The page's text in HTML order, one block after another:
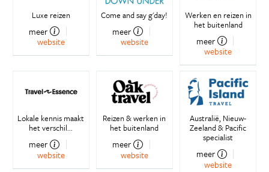
Luxe reizen
meer
website
Come and say g'day!
meer
website
Werken en reizen in
het buitenland
meer
website
Lokale kennis maakt
het verschil...
meer
website
Reizen & werken in
het buitenland
meer
website
Australië, Nieuw-
Zeeland & Pacific
specialist
meer
website